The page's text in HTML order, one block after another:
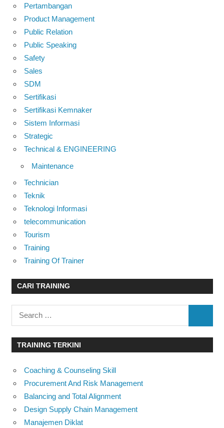
Pertambangan
Product Management
Public Relation
Public Speaking
Safety
Sales
SDM
Sertifikasi
Sertifikasi Kemnaker
Sistem Informasi
Strategic
Technical & ENGINEERING
Maintenance
Technician
Teknik
Teknologi Informasi
telecommunication
Tourism
Training
Training Of Trainer
CARI TRAINING
Search
for:
TRAINING TERKINI
Coaching & Counseling Skill
Procurement And Risk Management
Balancing and Total Alignment
Design Supply Chain Management
Manajemen Diklat